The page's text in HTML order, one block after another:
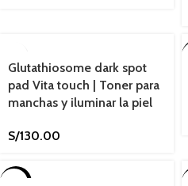
Glutathiosome dark spot
pad Vita touch | Toner para
manchas y iluminar la piel
S/130.00